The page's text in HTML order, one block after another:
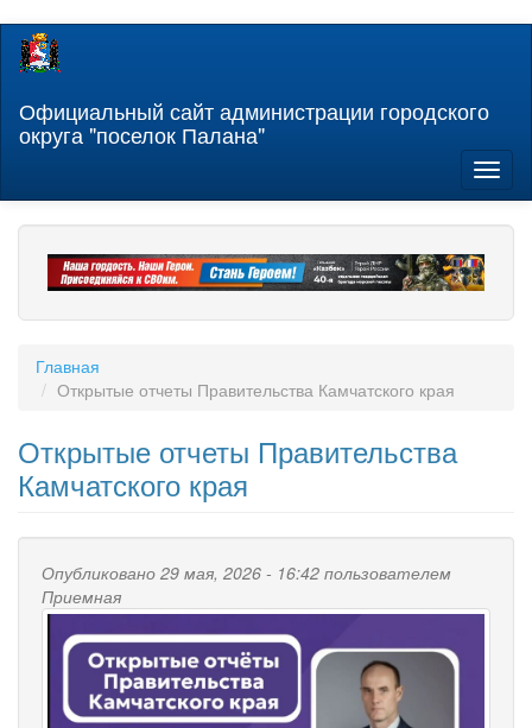
Перейти
содержанию
Официальный сайт администрации городского
округа "поселок Палана"
Главная
Открытые отчеты Правительства Камчатского края
Открытые отчеты Правительства
Камчатского края
Опубликовано 29 мая, 2026 - 16:42 пользователем
Приемная